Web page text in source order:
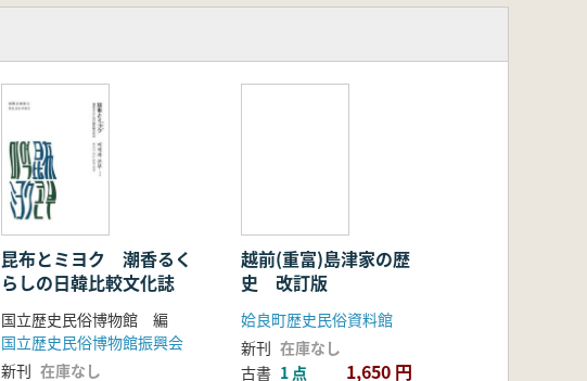
昆布とミヨク 潮香るく
らしの日韓比較文化誌
国立歴史民俗博物館 編
国立歴史民俗博物館振興会
新刊 在庫なし
越前(重富)島津家の歴
史 改訂版
姶良町歴史民俗資料館
新刊 在庫なし
古書 1 点 1,650 円